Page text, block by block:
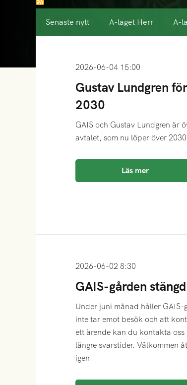
Senaste nytt A-laget Herr A-
2026-06-04 15:00
Gustav Lundgren
2030
GAIS och Gustav Lundgren är
avtalet, som nu löper över
Läs mer
2026-06-02 8:30
GAIS-gården
Under juni månad håller
inte tar emot besök och att
ett ärende kan du kontakta
längre svarstider. Välkommen
igen!